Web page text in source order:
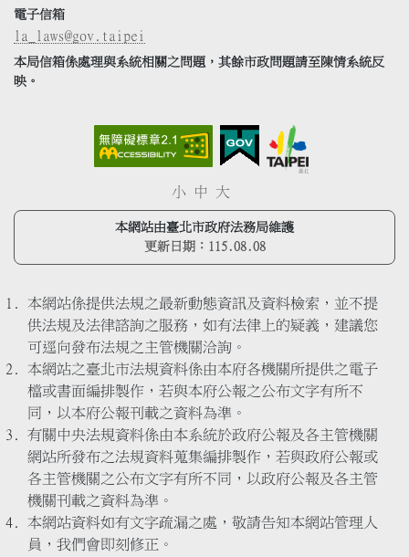
電子信箱
la_laws@gov.taipei
本局信箱係處理與系統相關之問題，其餘市政問題請至陳情系統反
映。
小 中 大
本網站由臺北市政府法務局維護
更新日期： 115.08.08
本網站係提供法規之最新動態資訊及資料檢索，並不提
供法規及法律諮詢之服務，如有法律上的疑義，建議您
可逕向發布法規之主管機關洽詢。
本網站之臺北市法規資料係由本府各機關所提供之電子
檔或書面編排製作，若與本府公報之公布文字有所不
同，以本府公報刊載之資料為準。
有關中央法規資料係由本系統於政府公報及各主管機關
網站所發布之法規資料蒐集編排製作，若與政府公報或
各主管機關之公布文字有所不同，以政府公報及各主管
機關刊載之資料為準。
本網站資料如有文字疏漏之處，敬請告知本網站管理人
員，我們會即刻修正。